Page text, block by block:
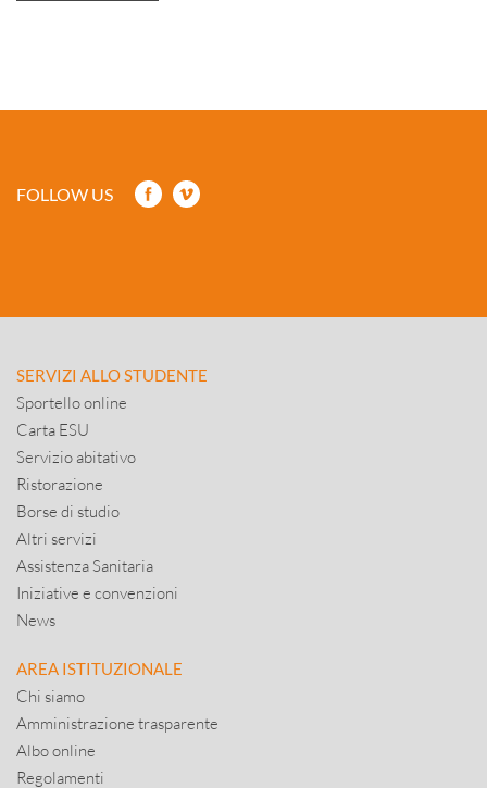
FOLLOW US
SERVIZI ALLO STUDENTE
Sportello online
Carta ESU
Servizio abitativo
Ristorazione
Borse di studio
Altri servizi
Assistenza Sanitaria
Iniziative e convenzioni
News
AREA ISTITUZIONALE
Chi siamo
Amministrazione trasparente
Albo online
Regolamenti